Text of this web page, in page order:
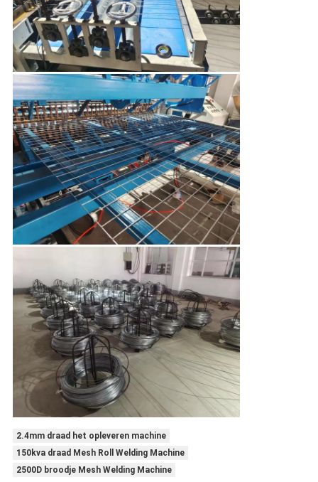
2.4mm draad het opleveren machine
150kva draad Mesh Roll Welding Machine
2500D broodje Mesh Welding Machine